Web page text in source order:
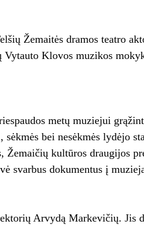
Žemaitės dramos teatro
Vytauto Klovos muzikos
metų muziejui
bei nesėkmės lydėjo
Žemaičių kultūros draugijos
svarbus dokumentus į
Arvydą Markevičių. Jis